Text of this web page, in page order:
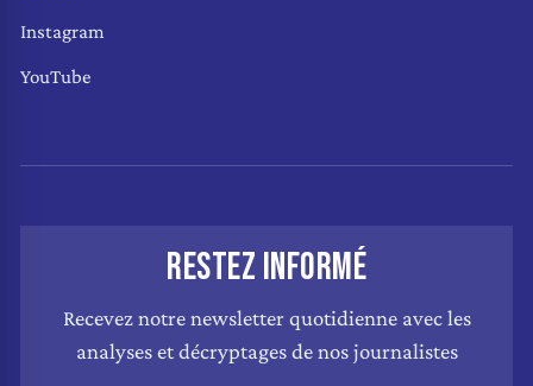
Instagram
YouTube
RESTEZ INFORMÉ
Recevez notre newsletter quotidienne avec les
analyses et décryptages de nos journalistes